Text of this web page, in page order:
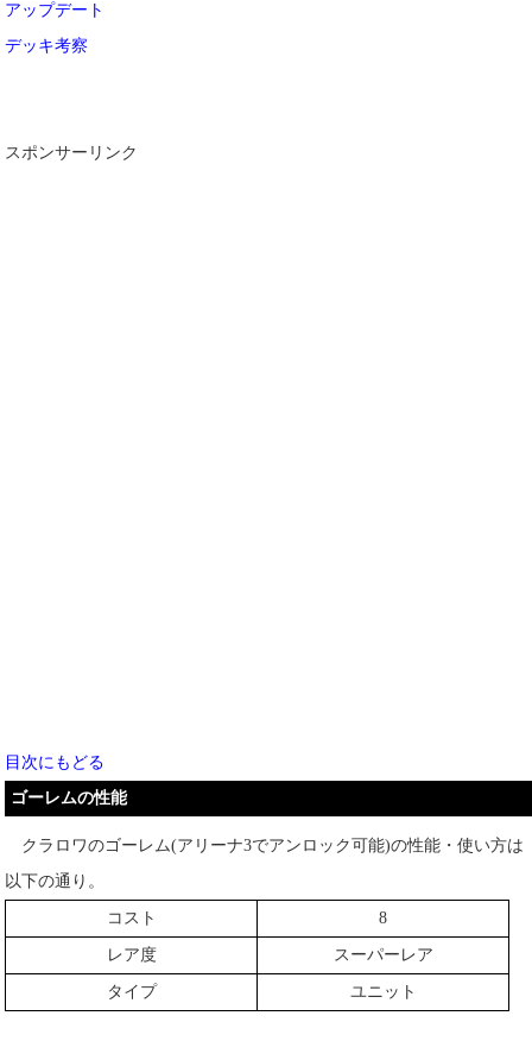
アップデート
デッキ考察
スポンサーリンク
目次にもどる
ゴーレムの性能
クラロワのゴーレム(アリーナ3でアンロック可能)の性能・使い方は
以下の通り。
コスト 8
レア度 スーパーレア
タイプ ユニット